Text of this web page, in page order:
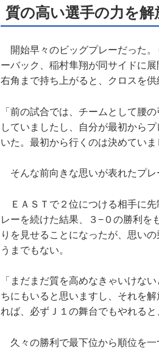
質の高い選手の力を
開始早々のビッグプレーだった。
ーバック、稲村隼翔が同サイドに
右角まで持ち上がると、クロスを
「前の試合では、チームとして腰
していましたし、自分が最初から
いた。最初から行くのは決めていま
そんな前向きな思いが表れたプレ
ＥＡＳＴで２位につける相手に先
レーを続けた結果、３−０の勝利を
りを見せることになったが、思い
うまでもない。
「まだまだ質を高めなきゃいけな
ちにもいると思いますし、それを
れば、必ずＪ１の舞台でもやれる
久々の勝利で最下位から順位を一